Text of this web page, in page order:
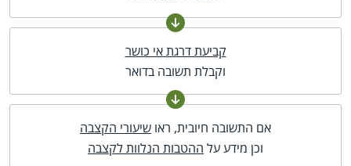
קביעת דרגת אי כושר
וקבלת תשובה בדואר
אם התשובה חיובית, ראו שיעורי הקצבה
וכן מידע על ההטבות הנלוות לקצבה